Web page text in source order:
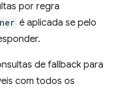
por regra
é aplicada se pelo
de fallback para
com todos os